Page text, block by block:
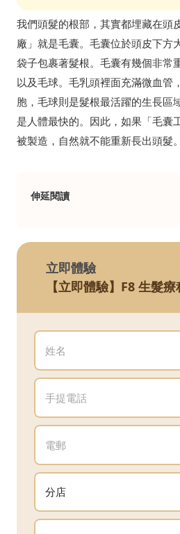
我們頭髮的根部，其實都埋藏在頭
廠」就是毛囊。毛囊位於頭皮下方
袋子包裹著髮根。毛囊有幾個非常
以及毛球。毛乳頭裡面充滿微血管
胞，毛球則是髮根最活躍的生長區
是人體最快的。因此，如果「毛囊
被製造，自然就不能重新長出頭髮。
伸延閱讀
立即體驗
【立即體驗】F8 生髮療